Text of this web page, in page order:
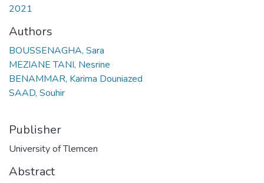
2021
Authors
BOUSSENAGHA, Sara
MEZIANE TANI, Nesrine
BENAMMAR, Karima Douniazed
SAAD, Souhir
Publisher
University of Tlemcen
Abstract